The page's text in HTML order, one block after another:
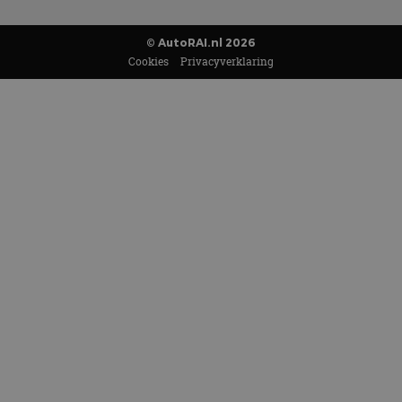
© AutoRAI.nl 2026
Cookies Privacyverklaring